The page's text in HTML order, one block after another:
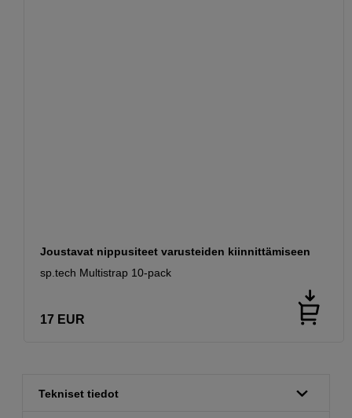
Joustavat nippusiteet varusteiden kiinnittämiseen
sp.tech Multistrap 10-pack
17 EUR
Tekniset tiedot